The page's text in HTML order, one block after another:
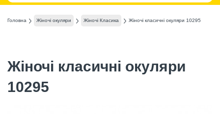
Головна Жіночі окуляри Жіночі Класика Жіночі класичні окуляри 10295
Жіночі класичні окуляри
10295